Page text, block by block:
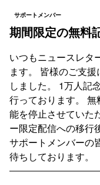
サポートメンバー
期間限定の無料
いつもニュースレタ
ます。 皆様のご支
しました。 1万人記
行っております。
能を停止させていた
ー限定配信への移行
サポートメンバーの
待ちしております。